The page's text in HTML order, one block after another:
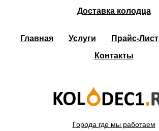
Доставка колодца
Главная Услуги Прайс-Лист
Контакты
Города где мы работаем